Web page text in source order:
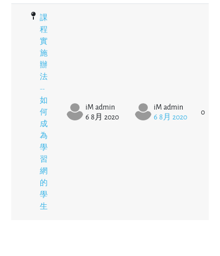
課
程
實
施
辦
法
--
如
何
成
為
學
習
網
的
學
生
iM admin
6 8月 2020
iM admin
6 8月 2020
0